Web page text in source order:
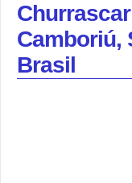
Camboriú,
Brasil